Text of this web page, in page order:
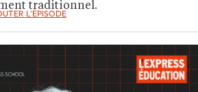
traditionnel.
L'ÉPISODE